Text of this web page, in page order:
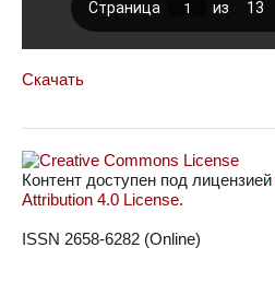
Скачать
Контент доступен под лицензией
Attribution 4.0 License.
ISSN 2658-6282 (Online)